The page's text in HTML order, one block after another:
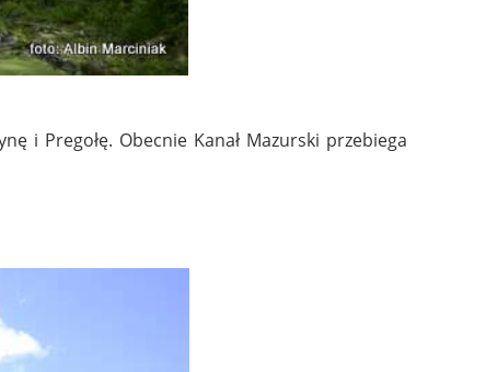
i Pregołę. Obecnie Kanał Mazurski przebiega